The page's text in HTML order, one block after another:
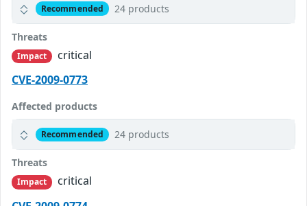
Recommended 24 products
Threats
Impact
critical
CVE-2009-0773
Affected products
Recommended 24 products
Threats
Impact
critical